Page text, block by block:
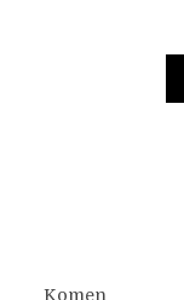
Komen